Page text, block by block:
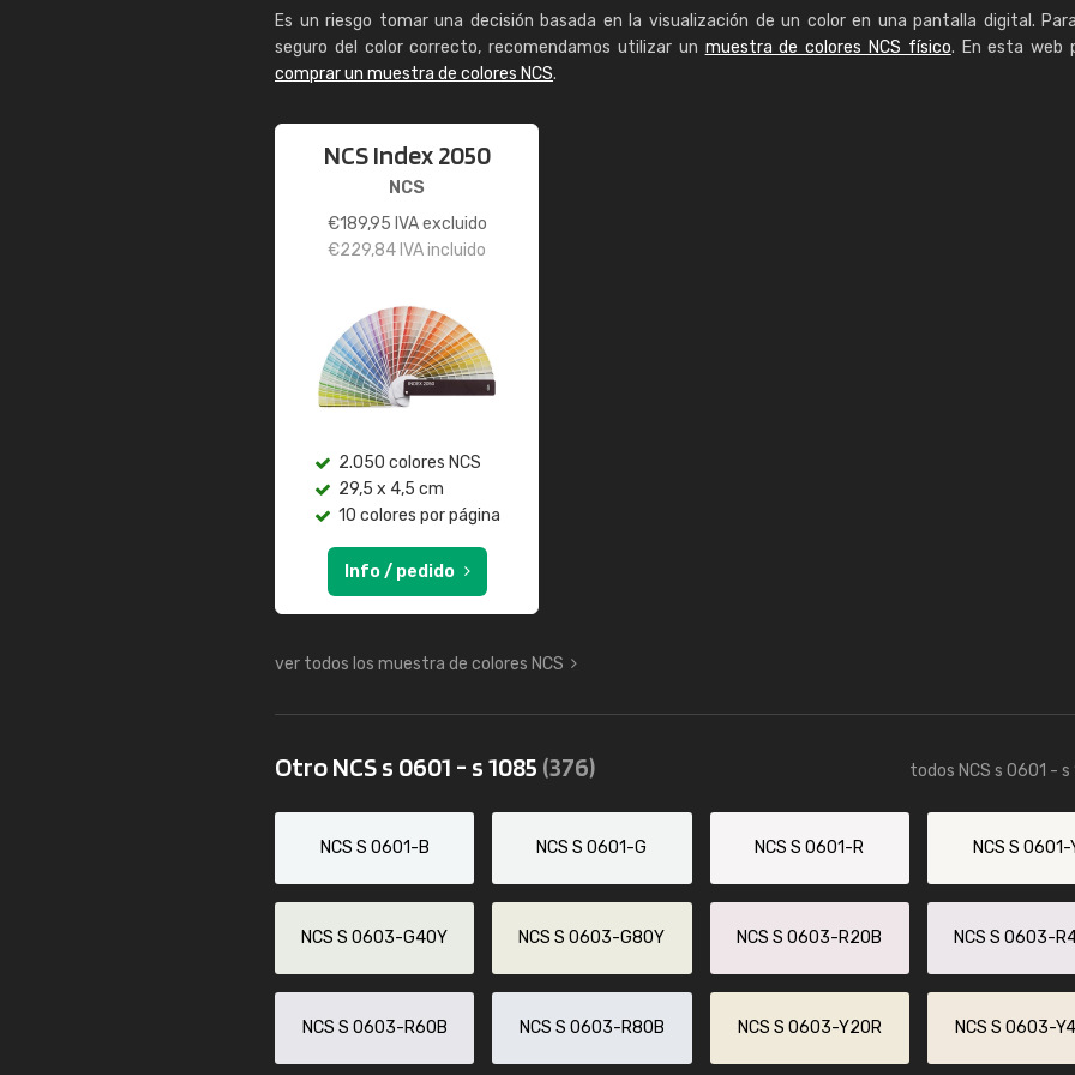
Es un riesgo tomar una decisión basada en la visualización de un color en una pantalla digital.
seguro del color correcto, recomendamos utilizar un muestra de colores NCS físico. En esta web
comprar un muestra de colores NCS.
NCS Index 2050
NCS
€189,95 IVA excluido
€229,84 IVA incluido
2.050 colores NCS
29,5 x 4,5 cm
10 colores por página
Info / pedido
ver todos los muestra de colores NCS
Otro NCS s 0601 - s 1085 (376) todos NCS s 0601 - s
NCS S 0601-B NCS S 0601-G NCS S 0601-R NCS S 0601-
NCS S 0603-G40Y NCS S 0603-G80Y NCS S 0603-R20B NCS S 0603-
NCS S 0603-R60B NCS S 0603-R80B NCS S 0603-Y20R NCS S 0603-